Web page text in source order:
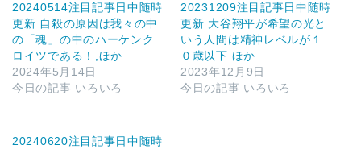
20240514注目記事日中随時
更新 自殺の原因は我々の中
の「魂」の中のハーケンク
ロイツである！,ほか
2024年5月14日
今日の記事 いろいろ
20231209注目記事日中随時
更新 大谷翔平が希望の光と
いう人間は精神レベルが１
０歳以下 ほか
2023年12月9日
今日の記事 いろいろ
20240620注目記事日中随時